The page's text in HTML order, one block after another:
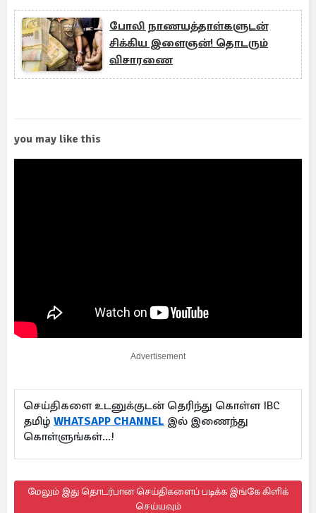
போலி நாணயத்தாள்களுடன்
சிக்கிய இளைஞன்! தொடரும்
விசாரணை
you may like this
Advertisement
செய்திகளை உடனுக்குடன் தெரிந்து கொள்ள IBC
தமிழ் WHATSAPP CHANNEL இல் இணைந்து
கொள்ளுங்கள்...!
மேலும் இது தொடர்பான செய்திகளைப் படிக்க இங்கே கிளிக்
செய்யவும்